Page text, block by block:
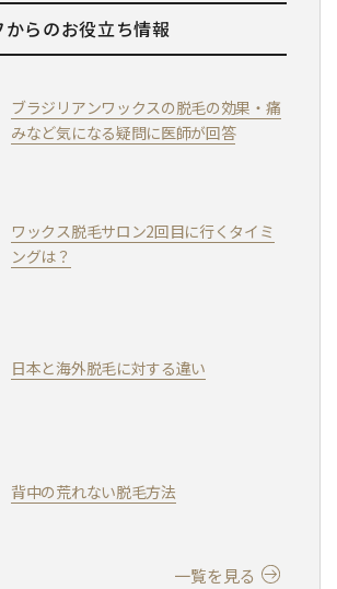
からのお役立ち情報
ブラジリアンワックスの脱毛の効果・痛
みなど気になる疑問に医師が回答
ワックス脱毛サロン2回目に行くタイミ
ングは？
日本と海外脱毛に対する違い
背中の荒れない脱毛方法
一覧を見る